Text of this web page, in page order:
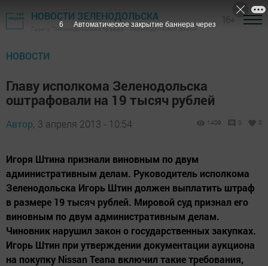
НОВОСТИ ЗЕЛЕНОДОЛЬСКА
Газета "Зеленодольская правда" - Зеленодольский район
НОВОСТИ
Главу исполкома Зеленодольска
оштрафовали на 19 тысяч рублей
Автор, 3 апреля 2013 - 10:54 1409 0 0
Игоря Штина признали виновным по двум
административным делам. Руководитель исполкома
Зеленодольска Игорь Штин должен выплатить штраф
в размере 19 тысяч рублей. Мировой суд признал его
виновным по двум административным делам.
Чиновник нарушил закон о государственных закупках.
Игорь Штин при утверждении документации аукциона
на покупку Nissan Teana включил такие требования,
5 Автоматическое закрытие баннера через